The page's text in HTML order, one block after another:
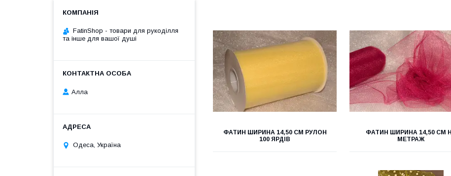
ФАТИН ШИРИНА 14,50 СМ РУЛОН
100 ЯРДІВ
ФАТИН ШИРИНА 14,50 СМ
МЕТРАЖ
FatinShop - товари для рукоділля
та інше для вашої душі
Алла
Одеса, Україна